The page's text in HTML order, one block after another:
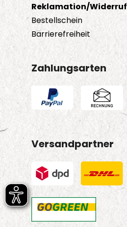
Reklamation/Widerruf
Bestellschein
Barrierefreiheit
Zahlungsarten
Versandpartner